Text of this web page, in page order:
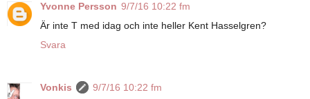
Yvonne Persson 9/7/16 10:22 fm
Är inte T med idag och inte heller Kent Hasselgren?
Svara
Vonkis
9/7/16 10:22 fm